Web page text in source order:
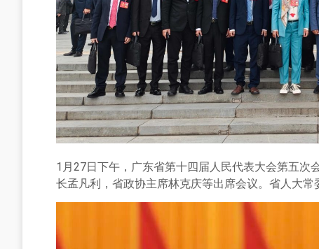
1月27日下午，广东省第十四届人民代表大会第五
长孟凡利，省政协主席林克庆等出席会议。省人大常